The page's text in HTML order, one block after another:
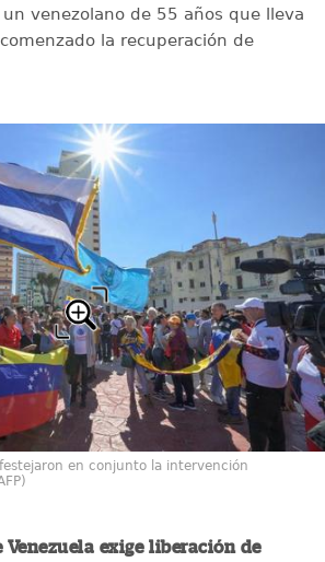
un venezolano de 55 años que lleva
la recuperación de
en conjunto la intervención
Venezuela exige liberación de